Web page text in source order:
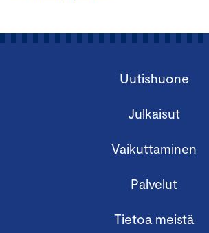
Uutishuone
Julkaisut
Vaikuttaminen
Palvelut
Tietoa meistä